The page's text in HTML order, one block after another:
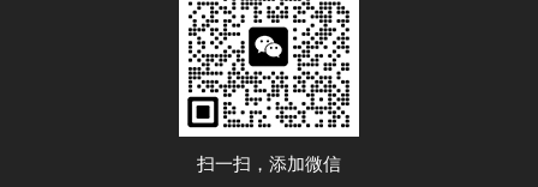
扫一扫，添加微信